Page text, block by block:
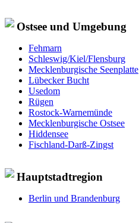
Ostsee und Umgebung
Fehmarn
Schleswig/Kiel/Flensburg
Mecklenburgische Seenplatte
Lübecker Bucht
Usedom
Rügen
Rostock-Warnemünde
Mecklenburgische Ostsee
Hiddensee
Fischland-Darß-Zingst
Hauptstadtregion
Berlin und Brandenburg